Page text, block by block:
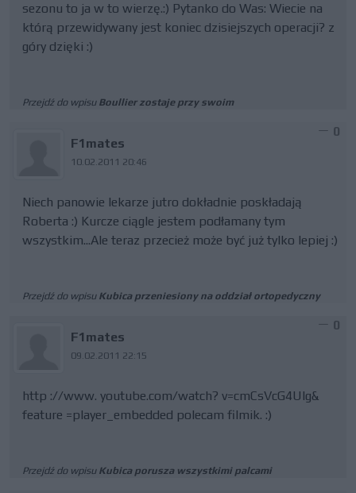
sezonu to ja w to wierzę.:) Pytanko do Was: Wiecie na
którą przewidywany jest koniec dzisiejszych operacji? z
góry dzięki :)
Przejdź do wpisu Boullier zostaje przy swoim
F1mates
10.02.2011 20:46
0
Niech panowie lekarze jutro dokładnie poskładają
Roberta :) Kurcze ciągle jestem podłamany tym
wszystkim...Ale teraz przecież może być już tylko lepiej :)
Przejdź do wpisu Kubica przeniesiony na oddział ortopedyczny
F1mates
09.02.2011 22:15
0
http ://www. youtube.com/watch? v=cmCsVcG4Ulg&
feature =player_embedded polecam filmik. :)
Przejdź do wpisu Kubica porusza wszystkimi palcami